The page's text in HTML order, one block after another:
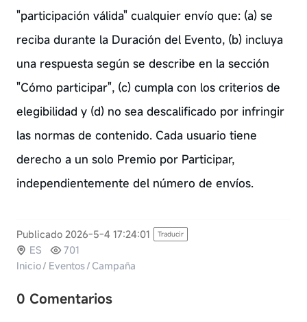
"participación válida" cualquier envío que: (a) se
reciba durante la Duración del Evento, (b) incluya
una respuesta según se describe en la sección
"Cómo participar", (c) cumpla con los criterios de
elegibilidad y (d) no sea descalificado por infringir
las normas de contenido. Cada usuario tiene
derecho a un solo Premio por Participar,
independientemente del número de envíos.
Publicado 2026-5-4 17:24:01 Traducir
ES
701
Inicio/ Eventos/ Campaña
0 Comentarios